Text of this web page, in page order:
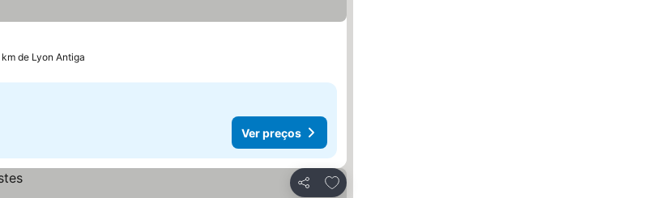
km de Lyon Antiga
Ver preços
Partilhar
Adicionar aos favoritos